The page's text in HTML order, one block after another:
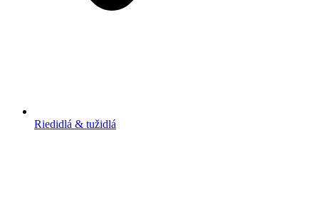
Riedidlá & tužidlá